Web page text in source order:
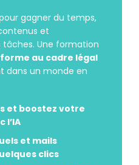
gagner du temps,
et
Une formation
au cadre légal
dans un monde en
et boostez votre
l’IA
et mails
clics